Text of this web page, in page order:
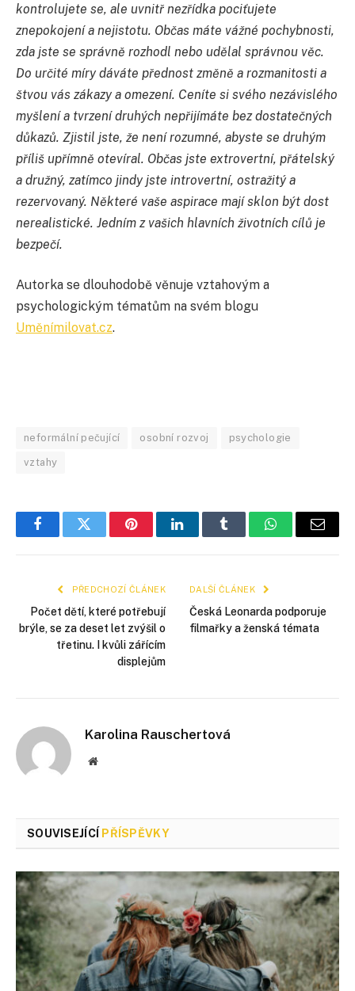
kontrolujete se, ale uvnitř nezřídka pociťujete
znepokojení a nejistotu. Občas máte vážné pochybnosti,
zda jste se správně rozhodl nebo udělal správnou věc.
Do určité míry dáváte přednost změně a rozmanitosti a
štvou vás zákazy a omezení. Ceníte si svého nezávislého
myšlení a tvrzení druhých nepřijímáte bez dostatečných
důkazů. Zjistil jste, že není rozumné, abyste se druhým
příliš upřímně otevíral. Občas jste extrovertní, přátelský
a družný, zatímco jindy jste introvertní, ostražitý a
rezervovaný. Některé vaše aspirace mají sklon být dost
nerealistické. Jedním z vašich hlavních životních cílů je
bezpečí.
Autorka se dlouhodobě věnuje vztahovým a
psychologickým tématům na svém blogu
Uměnímilovat.cz.
neformální pečující osobní rozvoj psychologie
vztahy
FacebookTwitter PinterestLinkedInTumblr WhatsApp
E-
PŘEDCHOZÍ ČLÁNEK
Počet dětí, které potřebují
brýle, se za deset let zvýšil o
třetinu. I kvůli zářícím
displejům
DALŠÍ ČLÁNEK
Česká Leonarda podporuje
filmařky a ženská témata
Karolina Rauschertová
Webové
SOUVISEJÍCÍ PŘÍSPĚVKY